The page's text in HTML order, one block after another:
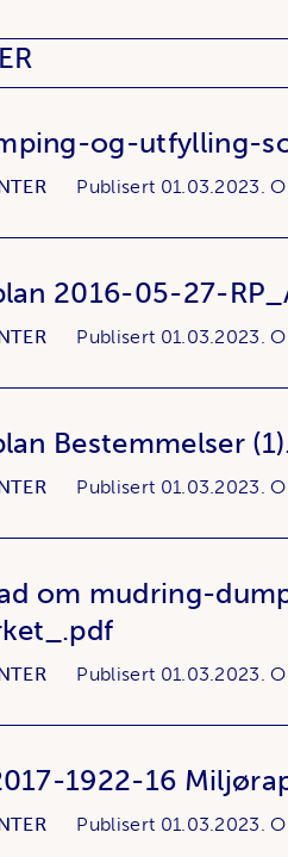
og-utfylling-
Publisert 01.03.2023.
2016-05-27-
Publisert 01.03.2023.
Bestemmelser
Publisert 01.03.2023.
om mudring-
Publisert 01.03.2023.
1922-16
Publisert 01.03.2023.